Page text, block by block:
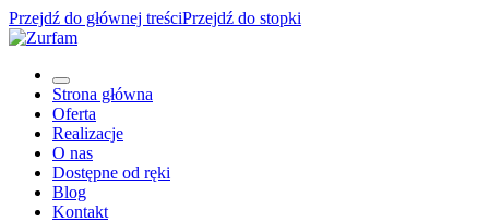
Przejdź do głównej treściPrzejdź do stopki
Strona główna
Oferta
Realizacje
O nas
Dostępne od ręki
Blog
Kontakt